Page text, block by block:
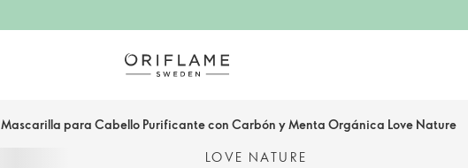
Mascarilla para Cabello Purificante con Carbón y Menta Orgánica Love Nature
LOVE NATURE